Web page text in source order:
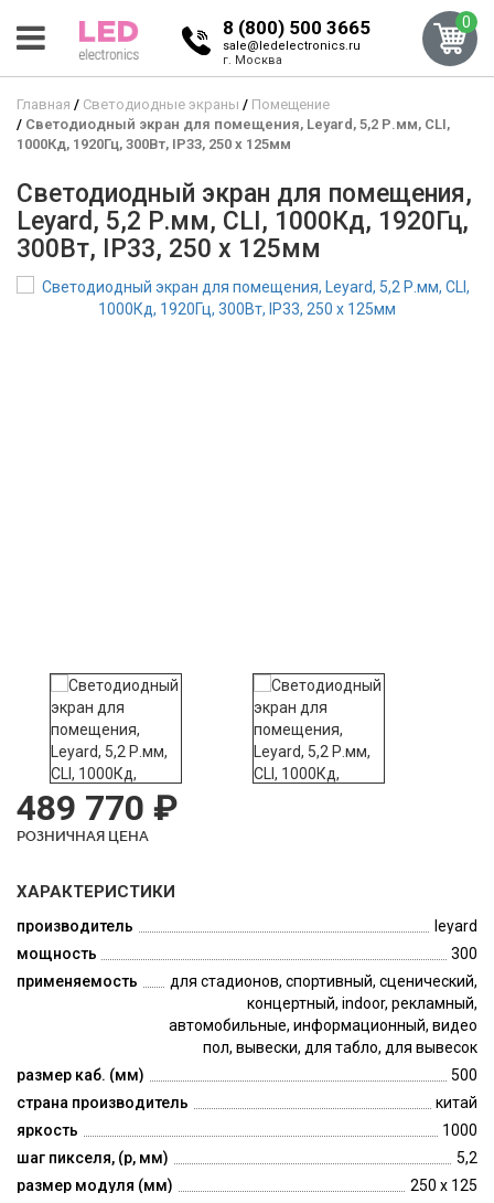
8 (800) 500 3665
sale@ledelectronics.ru
г. Москва
0
Главная Светодиодные экраны
Помещение
Светодиодный экран для помещения, Leyard, 5,2 Р.мм, CLI,
1000Кд, 1920Гц, 300Вт, IP33, 250 x 125мм
Светодиодный экран для помещения,
Leyard, 5,2 Р.мм, CLI, 1000Кд, 1920Гц,
300Вт, IP33, 250 x 125мм
489 770 ₽
РОЗНИЧНАЯ ЦЕНА
ХАРАКТЕРИСТИКИ
производитель
leyard
мощность
300
применяемость
для стадионов, спортивный, сценический,
концертный, indoor, рекламный,
автомобильные, информационный, видео
пол, вывески, для табло, для вывесок
размер каб. (мм)
500
страна производитель
китай
яркость
1000
шаг пикселя, (p, мм)
5,2
размер модуля (мм)
250 x 125